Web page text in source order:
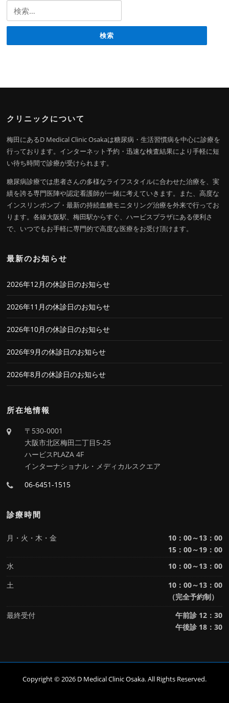
検索:
クリニックについて
梅田にあるD Medical Clinic Osakaは糖尿病・生活習慣病を中心に診療を
行っております。インターネット予約・迅速な検査結果により手軽に短
い待ち時間で診療が受けられます。
糖尿病診療では患者さんの多様なライフスタイルに合わせた治療を、実
績を誇る専門医陣や認定看護師が一緒に考えていきます。また、高度な
インスリンポンプ・最新の持続血糖モニタリング治療を外来で行ってお
ります。各線大阪駅、梅田駅からすぐ、ハービスプラザにある便利さ
で、いつでもお手軽に専門的で高度な医療をお受け頂けます。
最新のお知らせ
2026年12月の休診日のお知らせ
2026年11月の休診日のお知らせ
2026年10月の休診日のお知らせ
2026年9月の休診日のお知らせ
2026年8月の休診日のお知らせ
所在地情報
〒530-0001
大阪市北区梅田二丁目5-25
ハービスPLAZA 4F
インターナショナル・メディカルスクエア
06-6451-1515
診療時間
月・火・木・金
10：00～13：00
15：00～19：00
水
10：00～13：00
土
10：00～13：00
（完全予約制）
最終受付
午前診 12：30
午後診 18：30
Copyright © 2026 D Medical Clinic Osaka. All Rights Reserved.